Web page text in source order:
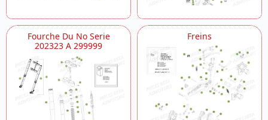
Fourche Du No Serie
202323 A 299999
Freins